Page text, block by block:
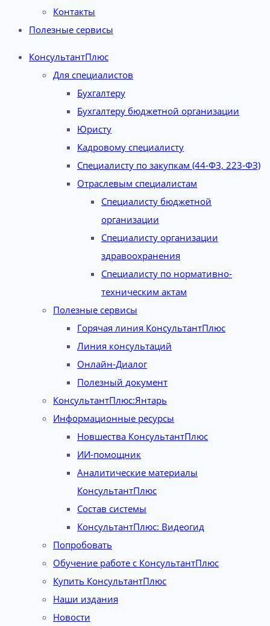
Контакты
Полезные сервисы
КонсультантПлюс
Для специалистов
Бухгалтеру
Бухгалтеру бюджетной организации
Юристу
Кадровому специалисту
Специалисту по закупкам (44-ФЗ, 223-ФЗ)
Отраслевым специалистам
Специалисту бюджетной
организации
Специалисту организации
здравоохранения
Специалисту по нормативно-
техническим актам
Полезные сервисы
Горячая линия КонсультантПлюс
Линия консультаций
Онлайн-Диалог
Полезный документ
КонсультантПлюс:Янтарь
Информационные ресурсы
Новшества КонсультантПлюс
ИИ-помощник
Аналитические материалы
КонсультантПлюс
Состав системы
КонсультантПлюс: Видеогид
Попробовать
Обучение работе с КонсультантПлюс
Купить КонсультантПлюс
Наши издания
Новости